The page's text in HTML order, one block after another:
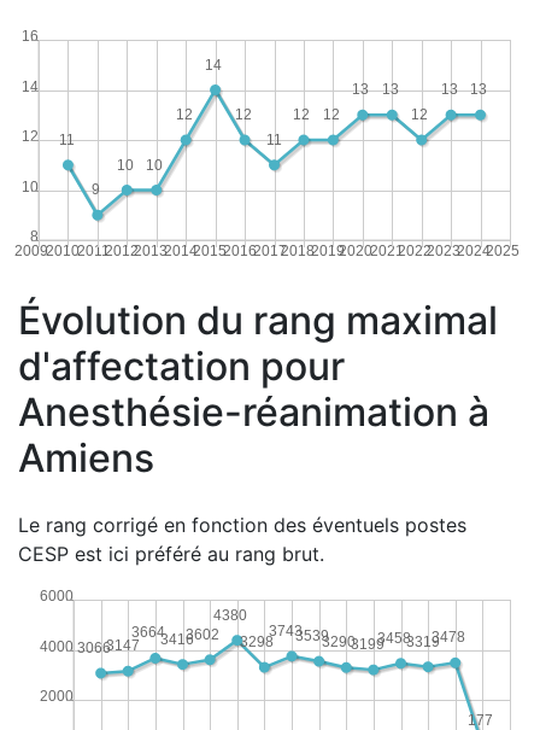
20092010201120122013201420152016201720182019202020212022202320242025
8
10
12
14
16
13
13
12
13
13
12
12
11
12
14
12
10
10
9
11
Évolution du rang maximal
d'affectation pour
Anesthésie-réanimation à
Amiens
Le rang corrigé en fonction des éventuels postes
CESP est ici préféré au rang brut.
2000
4000
6000
177
3478
3319
3458
3199
3290
3539
3743
3298
4380
3602
3416
3664
3147
3066